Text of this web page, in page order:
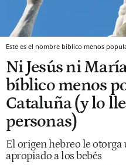
Este es el nombre bíblico menos
Ni Jesús ni
bíblico menos
Cataluña (y lo
personas)
El origen hebreo le
apropiado a los bebés